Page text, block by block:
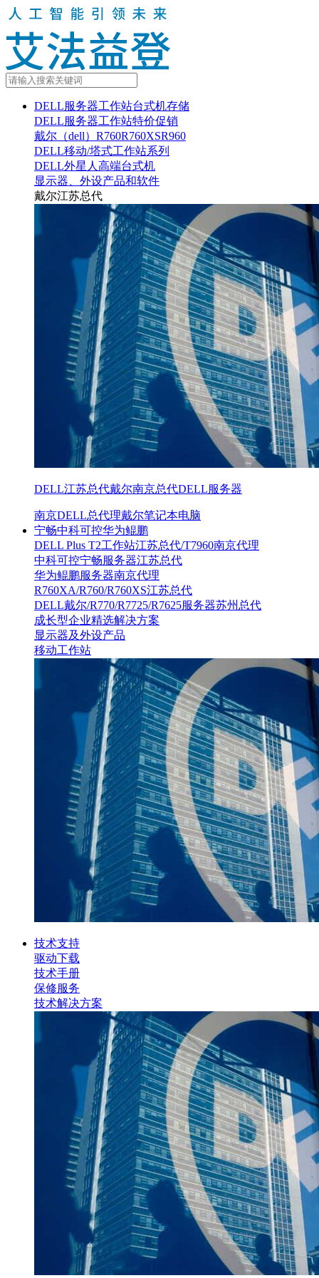
DELL服务器工作站台式机存储
DELL服务器工作站特价促销
戴尔（dell）R760R760XSR960
DELL移动/塔式工作站系列
DELL外星人高端台式机
显示器、外设产品和软件
戴尔江苏总代
DELL江苏总代戴尔南京总代DELL服务器
南京DELL总代理戴尔笔记本电脑
宁畅中科可控华为鲲鹏
DELL Plus T2工作站江苏总代/T7960南京代理
中科可控宁畅服务器江苏总代
华为鲲鹏服务器南京代理
R760XA/R760/R760XS江苏总代
DELL戴尔/R770/R7725/R7625服务器苏州总代
成长型企业精选解决方案
显示器及外设产品
移动工作站
技术支持
驱动下载
技术手册
保修服务
技术解决方案